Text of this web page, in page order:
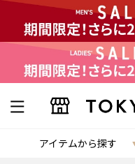
アイテムから探す